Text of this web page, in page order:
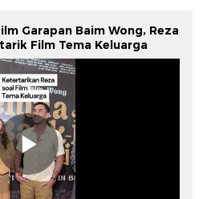
Garapan Baim Wong, Reza
Film Tema Keluarga